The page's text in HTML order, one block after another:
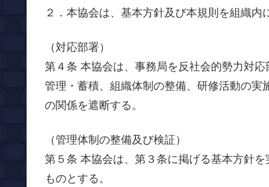
２．本協会は、基本方針及び本規則を組織内
（対応部署）
第４条 本協会は、事務局を反社会的勢力対
管理・蓄積、組織体制の整備、研修活動の実
の関係を遮断する。
（管理体制の整備及び検証）
第５条 本協会は、第３条に掲げる基本方針
ものとする。